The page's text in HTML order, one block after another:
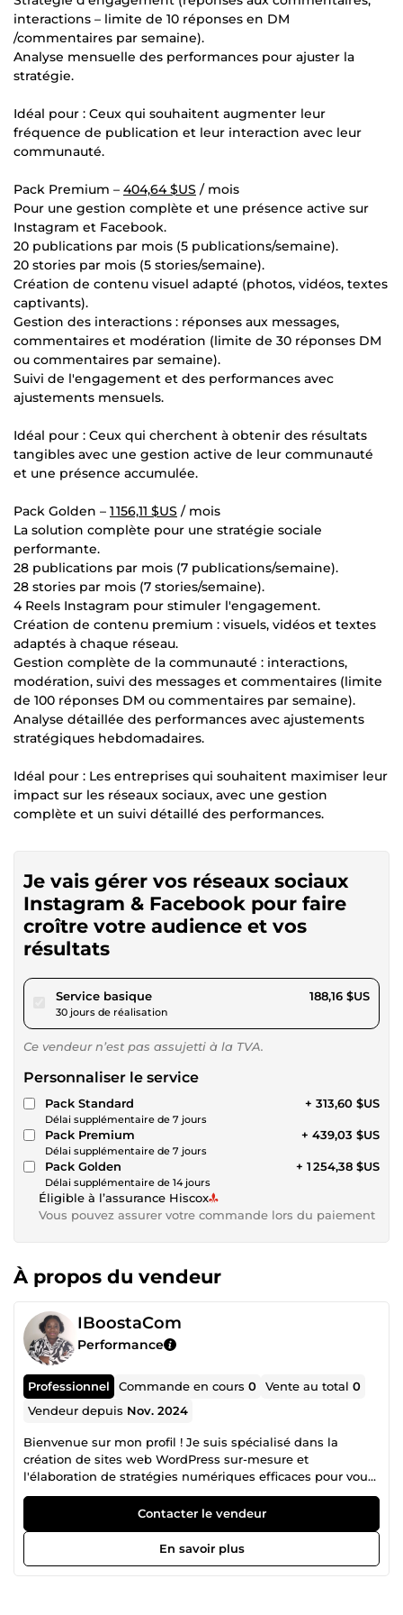
interactions – limite de 10 réponses en DM
/commentaires par semaine).
Analyse mensuelle des performances pour ajuster la
stratégie.
Idéal pour : Ceux qui souhaitent augmenter leur
fréquence de publication et leur interaction avec leur
communauté.
Pack Premium – 404,64 $US / mois
Pour une gestion complète et une présence active sur
Instagram et Facebook.
20 publications par mois (5 publications/semaine).
20 stories par mois (5 stories/semaine).
Création de contenu visuel adapté (photos, vidéos, textes
captivants).
Gestion des interactions : réponses aux messages,
commentaires et modération (limite de 30 réponses DM
ou commentaires par semaine).
Suivi de l'engagement et des performances avec
ajustements mensuels.
Idéal pour : Ceux qui cherchent à obtenir des résultats
tangibles avec une gestion active de leur communauté
et une présence accumulée.
Pack Golden – 1 156,11 $US / mois
La solution complète pour une stratégie sociale
performante.
28 publications par mois (7 publications/semaine).
28 stories par mois (7 stories/semaine).
4 Reels Instagram pour stimuler l'engagement.
Création de contenu premium : visuels, vidéos et textes
adaptés à chaque réseau.
Gestion complète de la communauté : interactions,
modération, suivi des messages et commentaires (limite
de 100 réponses DM ou commentaires par semaine).
Analyse détaillée des performances avec ajustements
stratégiques hebdomadaires.
Idéal pour : Les entreprises qui souhaitent maximiser leur
impact sur les réseaux sociaux, avec une gestion
complète et un suivi détaillé des performances.
Je vais gérer vos réseaux sociaux
Instagram & Facebook pour faire
croître votre audience et vos
résultats
Service basiquepour 173,42 $US
30 jours de réalisation
188,16 $US
Ce vendeur n’est pas assujetti à la TVA.
Personnaliser le service
Pack Standard
Délai supplémentaire de 7 jours
+ 313,60 $US
Pack Premium
Délai supplémentaire de 7 jours
+ 439,03 $US
Pack Golden
Délai supplémentaire de 14 jours
+ 1 254,38 $US
Éligible à l’assurance Hiscox
Vous pouvez assurer votre commande lors du paiement
À propos du vendeur
IBoostaCom
Performance
Professionnel Commande en cours0 Vente au total0
Vendeur depuis Nov. 2024
Bienvenue sur mon profil ! Je suis spécialisé dans la
création de sites web WordPress sur-mesure et
l'élaboration de stratégies numériques efficaces pour vous
aider à vous démarquer en ligne. Mes services incluent :
Création de sites web WordPress : Sites modernes,
fonctionnels et optimisés pour garantir une expérience
utilisateur fluide et performante. Stratégie digitale
personnalisée : Élaboration de stratégies de contenu et de
Contacter le vendeur
En savoir plus